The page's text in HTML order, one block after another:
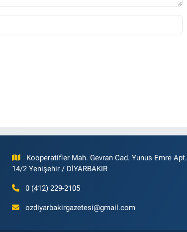
Kooperatifler Mah. Gevran Cad. Yunus Emre Apt.
14/2 Yenişehir / DİYARBAKIR
0 (412) 229-2105
ozdiyarbakirgazetesi@gmail.com